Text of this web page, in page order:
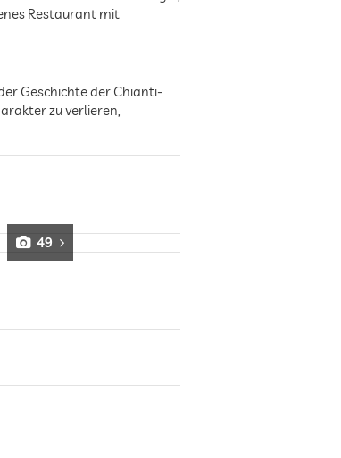
Restaurant mit
Geschichte der Chianti-
zu verlieren,
49